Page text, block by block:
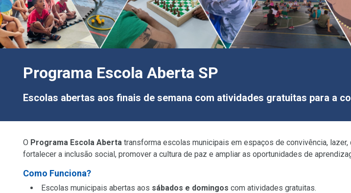
Programa Escola Aberta SP
Escolas abertas aos finais de semana com atividades gratuitas para a
O Programa Escola Aberta transforma escolas municipais em espaços de convivência,
fortalecer a inclusão social, promover a cultura de paz e ampliar as oportunidades de
Como Funciona?
Escolas municipais abertas aos sábados e domingos com atividades gratuitas.